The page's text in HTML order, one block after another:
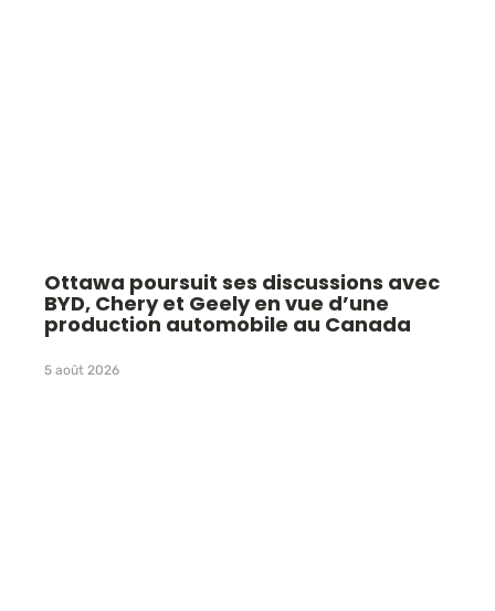
Ottawa poursuit ses discussions avec
BYD, Chery et Geely en vue d’une
production automobile au Canada
5 août 2026